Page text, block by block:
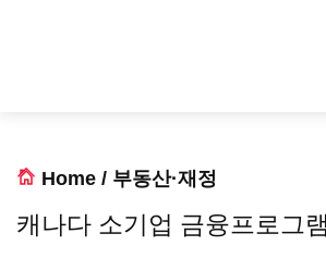
Home / 부동산·재정
캐나다 소기업 금융프로그